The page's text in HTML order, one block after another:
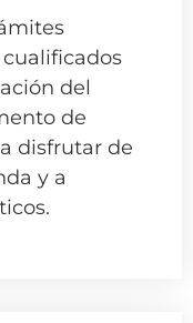
del
de
disfrutar de
y a